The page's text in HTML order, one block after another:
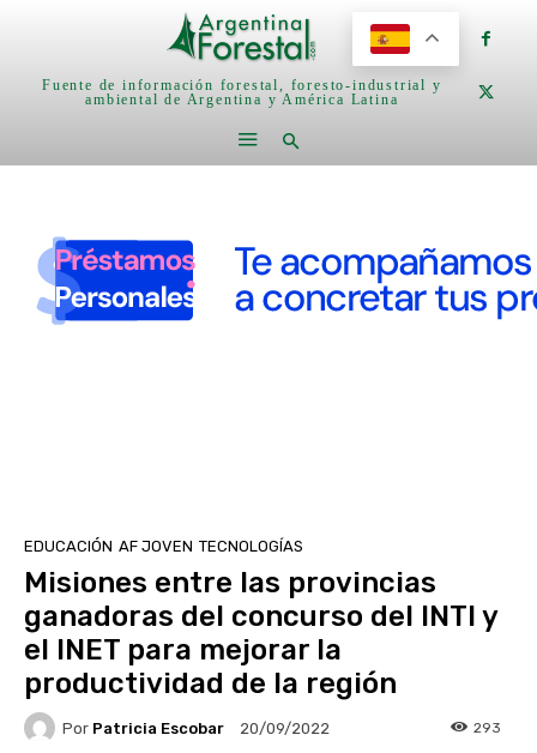
Fuente de información forestal, foresto-industrial y
ambiental de Argentina y América Latina
EDUCACIÓN AF JOVEN TECNOLOGÍAS
Misiones entre las provincias
ganadoras del concurso del INTI y
el INET para mejorar la
productividad de la región
Por Patricia Escobar 20/09/2022 293